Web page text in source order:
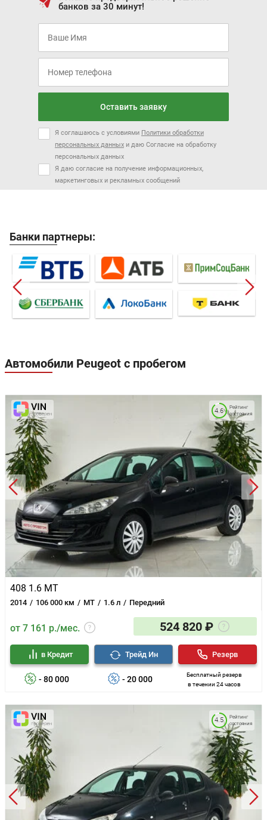
банков за 30 минут!
Оставить заявку
Я соглашаюсь с условиями Политики обработки
персональных данных и даю Согласие на обработку
персональных данных
Я даю согласие на получение информационных,
маркетинговых и рекламных сообщений
Банки партнеры:
Автомобили Peugeot с пробегом
408 1.6 MT
2014 106 000 км MT 1.6 л Передний
Рейтинг
состояния
4.6
от 7 161 р./мес. 524 820 ₽
- 80 000
в Кредит
- 20 000
Трейд Ин
Бесплатный резерв
в течении 24 часов
Резерв
Рейтинг
состояния
4.5